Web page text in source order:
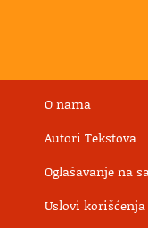
O nama
Autori Tekstova
Oglašavanje na
Uslovi korišćenja